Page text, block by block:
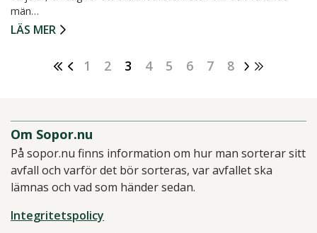
män…
LÄS MER
1 2 3 4 5 6 7 8
Om Sopor.nu
På sopor.nu finns information om hur man sorterar sitt
avfall och varför det bör sorteras, var avfallet ska
lämnas och vad som händer sedan.
Integritetspolicy